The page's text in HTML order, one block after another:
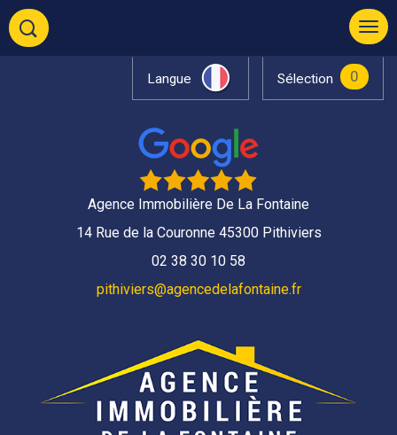
Langue Sélection 0
Agence Immobilière De La Fontaine
14 Rue de la Couronne 45300 Pithiviers
02 38 30 10 58
pithiviers@agencedelafontaine.fr